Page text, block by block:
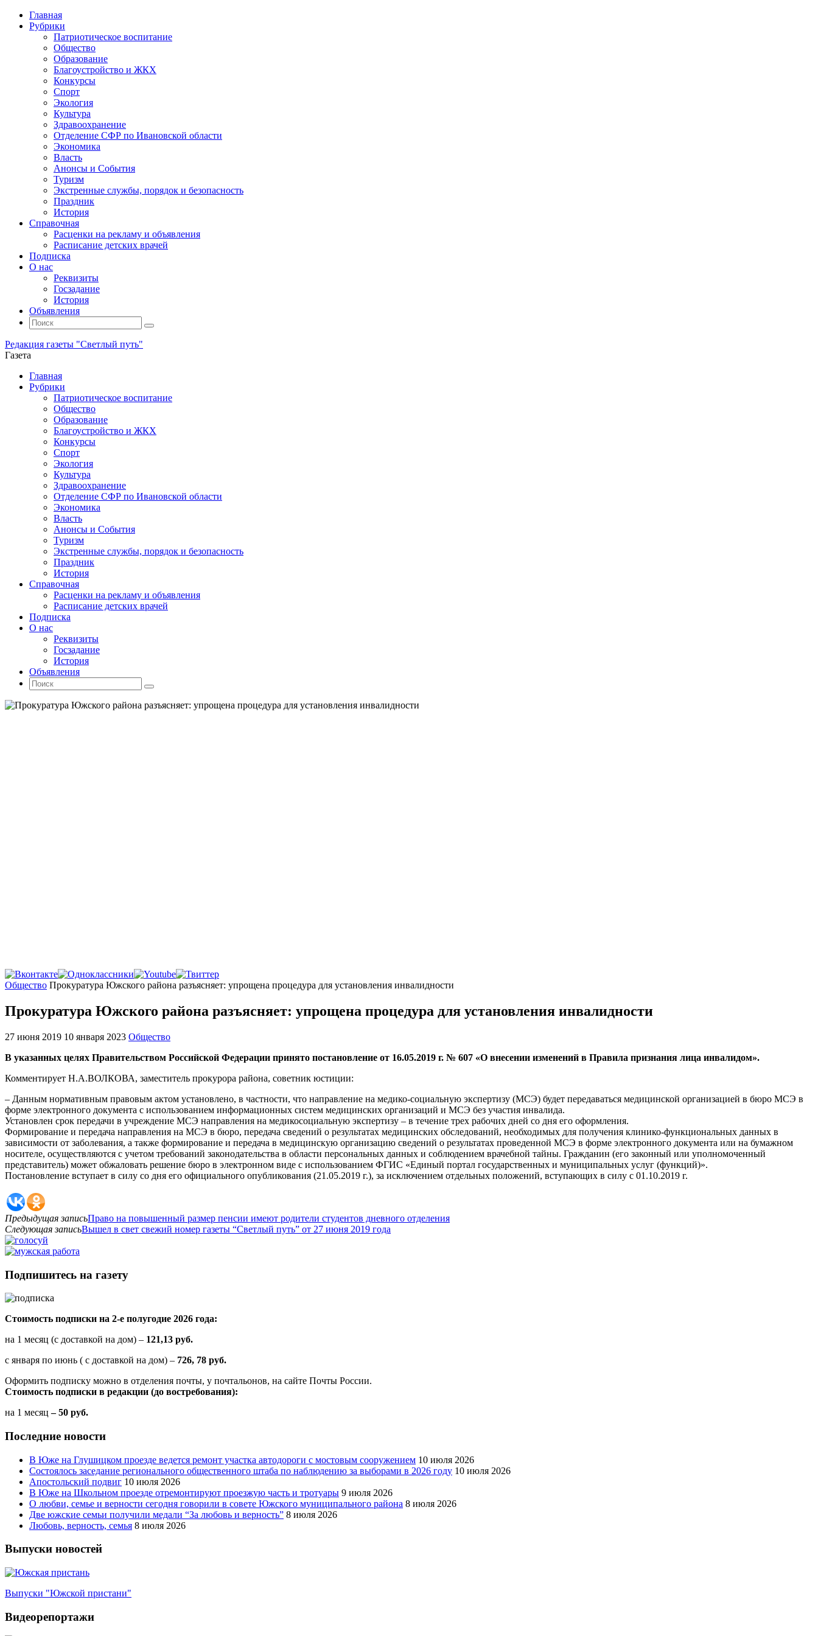
Главная
Рубрики
Патриотическое воспитание
Общество
Образование
Благоустройство и ЖКХ
Конкурсы
Спорт
Экология
Культура
Здравоохранение
Отделение СФР по Ивановской области
Экономика
Власть
Анонсы и События
Туризм
Экстренные службы, порядок и безопасность
Праздник
История
Справочная
Расценки на рекламу и объявления
Расписание детских врачей
Подписка
О нас
Реквизиты
Госзадание
История
Объявления
Поиск
Искать:
Поиск
Редакция газеты "Светлый путь"
Газета
Промотать
содержимому
Главная
Рубрики
Патриотическое воспитание
Общество
Образование
Благоустройство и ЖКХ
Конкурсы
Спорт
Экология
Культура
Здравоохранение
Отделение СФР по Ивановской области
Экономика
Власть
Анонсы и События
Туризм
Экстренные службы, порядок и безопасность
Праздник
История
Справочная
Расценки на рекламу и объявления
Расписание детских врачей
Подписка
О нас
Реквизиты
Госзадание
История
Объявления
Поиск
Искать:
Поиск
Главная
Общество Прокуратура Южского района разъясняет: упрощена процедура для установления инвалидности
Прокуратура Южского района разъясняет: упрощена процедура для установления инвалидности
27 июня 2019 10 января 2023 Общество
В указанных целях Правительством Российской Федерации принято постановление от 16.05.2019 г. № 607 «О внесении изменений в Правила признания лица инвалидом».
Комментирует Н.А.ВОЛКОВА, заместитель прокурора района, советник юстиции:
– Данным нормативным правовым актом установлено, в частности, что направление на медико-социальную экспертизу (МСЭ) будет передаваться медицинской организацией в бюро МСЭ в
форме электронного документа с использованием информационных систем медицинских организаций и МСЭ без участия инвалида.
Установлен срок передачи в учреждение МСЭ направления на медикосоциальную экспертизу – в течение трех рабочих дней со дня его оформления.
Формирование и передача направления на МСЭ в бюро, передача сведений о результатах медицинских обследований, необходимых для получения клинико-функциональных данных в
зависимости от заболевания, а также формирование и передача в медицинскую организацию сведений о результатах проведенной МСЭ в форме электронного документа или на бумажном
носителе, осуществляются с учетом требований законодательства в области персональных данных и соблюдением врачебной тайны. Гражданин (его законный или уполномоченный
представитель) может обжаловать решение бюро в электронном виде с использованием ФГИС «Единый портал государственных и муниципальных услуг (функций)».
Постановление вступает в силу со дня его официального опубликования (21.05.2019 г.), за исключением отдельных положений, вступающих в силу с 01.10.2019 г.
Предыдущая записьПраво на повышенный размер пенсии имеют родители студентов дневного отделения
Следующая записьВышел в свет свежий номер газеты “Светлый путь” от 27 июня 2019 года
Подпишитесь на газету
Стоимость подписки на 2-е полугодие 2026 года:
на 1 месяц (с доставкой на дом) – 121,13 руб.
с января по июнь ( с доставкой на дом) – 726, 78 руб.
Оформить подписку можно в отделения почты, у почтальонов, на сайте Почты России.
Стоимость подписки в редакции (до востребования):
на 1 месяц – 50 руб.
Последние новости
В Юже на Глушицком проезде ведется ремонт участка автодороги с мостовым сооружением 10 июля 2026
Состоялось заседание регионального общественного штаба по наблюдению за выборами в 2026 году 10 июля 2026
Апостольский подвиг 10 июля 2026
В Юже на Школьном проезде отремонтируют проезжую часть и тротуары 9 июля 2026
О любви, семье и верности сегодня говорили в совете Южского муниципального района 8 июля 2026
Две южские семьи получили медали “За любовь и верность” 8 июля 2026
Любовь, верность, семья 8 июля 2026
Выпуски новостей
Выпуски "Южской пристани"
Видеорепортажи